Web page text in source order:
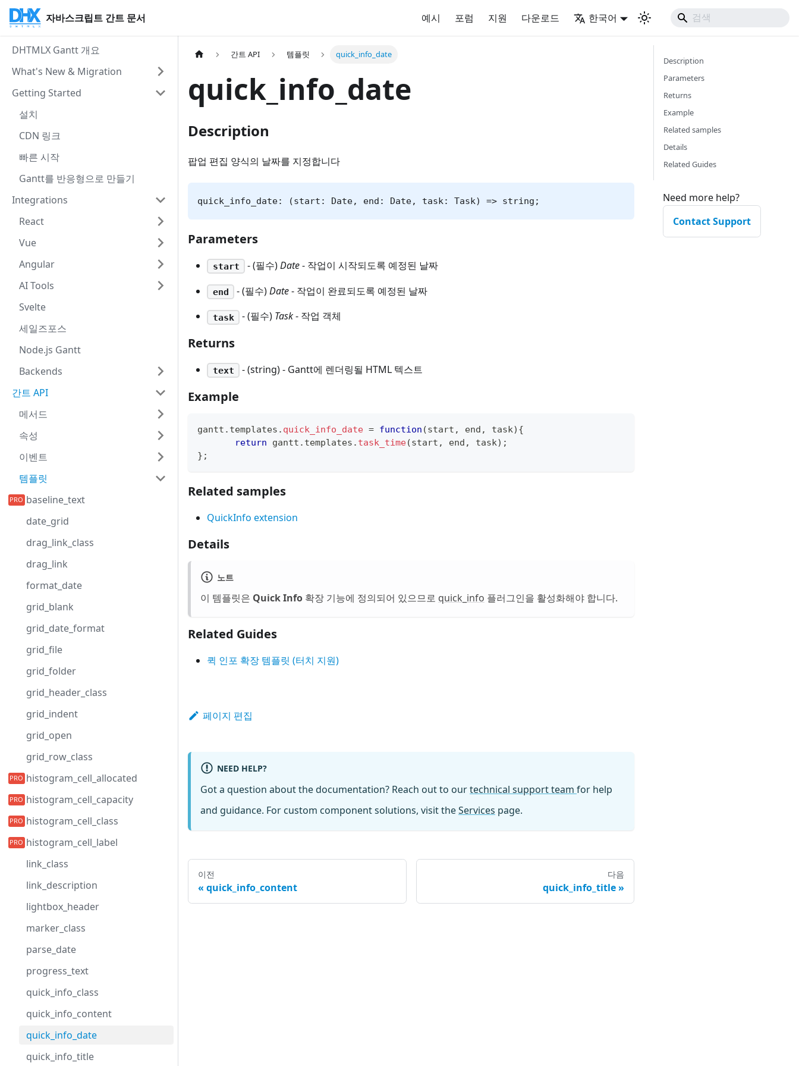
자바스크립트 간트 문서 예시 포럼 지원 다운로드 한국어
DHTMLX Gantt 개요
What's New & Migration
Getting Started
설치
CDN 링크
빠른 시작
Gantt를 반응형으로 만들기
Integrations
React
Vue
Angular
AI Tools
Svelte
세일즈포스
Node.js Gantt
Backends
간트 API
메서드
속성
이벤트
템플릿
baseline_text
date_grid
drag_link_class
drag_link
format_date
grid_blank
grid_date_format
grid_file
grid_folder
grid_header_class
grid_indent
grid_open
grid_row_class
histogram_cell_allocated
histogram_cell_capacity
histogram_cell_class
histogram_cell_label
link_class
link_description
lightbox_header
marker_class
parse_date
progress_text
quick_info_class
quick_info_content
quick_info_date
quick_info_title
간트 API 템플릿 quick_info_date
quick_info_date
Description
팝업 편집 양식의 날짜를 지정합니다
quick_info_date: (start: Date, end: Date, task: Task) => string;
Parameters
start - (필수)Date- 작업이 시작되도록 예정된 날짜
end - (필수)Date- 작업이 완료되도록 예정된 날짜
task - (필수) Task- 작업 객체
Returns
text - (string) - Gantt에 렌더링될 HTML 텍스트
Example
gantt . templates . quick_info_date = function (start , end , task) {
return gantt . templates . task_time(start , end , task) ;
} ;
Related samples
QuickInfo extension
Details
노트
이 템플릿은 Quick Info 확장 기능에 정의되어 있으므로 quick_info 플러그인을 활성화해야 합니다.
Related Guides
퀵 인포 확장 템플릿 (터치 지원)
페이지 편집
NEED HELP?
Got a question about the documentation? Reach out to ourtechnical support team for help
and guidance. For custom component solutions, visit theServices page.
이전
quick_info_content
다음
quick_info_title
Description
Parameters
Returns
Example
Related samples
Details
Related Guides
Need more help?
Contact Support